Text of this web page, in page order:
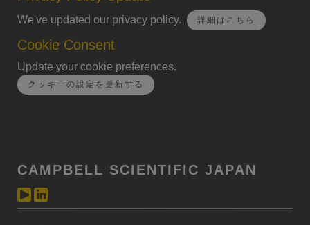
We've updated our privacy policy. 詳細はこちら
Cookie Consent
Update your cookie preferences.
クッキーの設定を更新する
CAMPBELL SCIENTIFIC JAPAN